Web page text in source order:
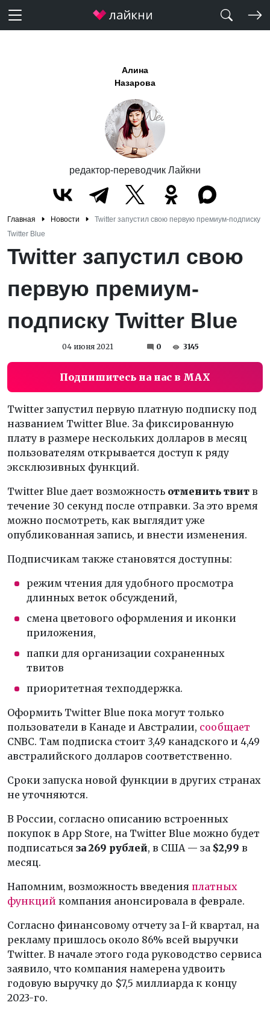
Алина
Назарова
редактор-переводчик Лайкни
Главная Новости
Twitter запустил свою первую премиум-подписку
Twitter Blue
Twitter запустил свою
первую премиум-
подписку Twitter Blue
04 июня 2021 0 3145
Подпишитесь на нас в MAX
Twitter запустил первую платную подписку под
названием Twitter Blue. За фиксированную
плату в размере нескольких долларов в месяц
пользователям открывается доступ к ряду
эксклюзивных функций.
Twitter Blue дает возможность отменить твит в
течение 30 секунд после отправки. За это время
можно посмотреть, как выглядит уже
опубликованная запись, и внести изменения.
Подписчикам также становятся доступны:
режим чтения для удобного просмотра
длинных веток обсуждений,
смена цветового оформления и иконки
приложения,
папки для организации сохраненных
твитов
приоритетная техподдержка.
Оформить Twitter Blue пока могут только
пользователи в Канаде и Австралии, сообщает
CNBC. Там подписка стоит 3,49 канадского и 4,49
австралийского долларов соответственно.
Сроки запуска новой функции в других странах
не уточняются.
В России, согласно описанию встроенных
покупок в App Store, на Twitter Blue можно будет
подписаться за 269 рублей, в США — за $2,99 в
месяц.
Напомним, возможность введения платных
функций компания анонсировала в феврале.
Согласно финансовому отчету за I-й квартал, на
рекламу пришлось около 86% всей выручки
Twitter. В начале этого года руководство сервиса
заявило, что компания намерена удвоить
годовую выручку до $7,5 миллиарда к концу
2023-го.